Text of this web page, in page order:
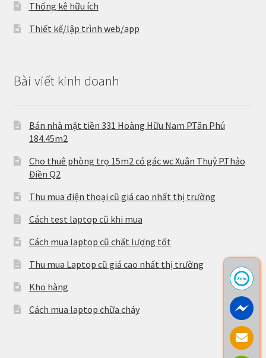
Thống kê hữu ích
Thiết kế/lập trình web/app
Bài viết kinh doanh
Bán nhà mặt tiền 331 Hoàng Hữu Nam P.Tân Phú
184.45m2
Cho thuê phòng trọ 15m2 có gác wc Xuân Thuỷ P.Thảo
Điền Q2
Thu mua điện thoại cũ giá cao nhất thị trường
Cách test laptop cũ khi mua
Cách mua laptop cũ chất lượng tốt
Thu mua Laptop cũ giá cao nhất thị trường
Kho hàng
Cách mua laptop chữa cháy